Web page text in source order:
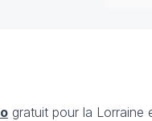
gratuit pour la Lorraine